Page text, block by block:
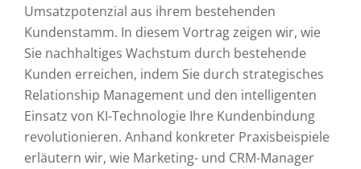
Umsatzpotenzial aus ihrem bestehenden
Kundenstamm. In diesem Vortrag zeigen wir, wie
Sie nachhaltiges Wachstum durch bestehende
Kunden erreichen, indem Sie durch strategisches
Relationship Management und den intelligenten
Einsatz von KI-Technologie Ihre Kundenbindung
revolutionieren. Anhand konkreter Praxisbeispiele
erläutern wir, wie Marketing- und CRM-Manager